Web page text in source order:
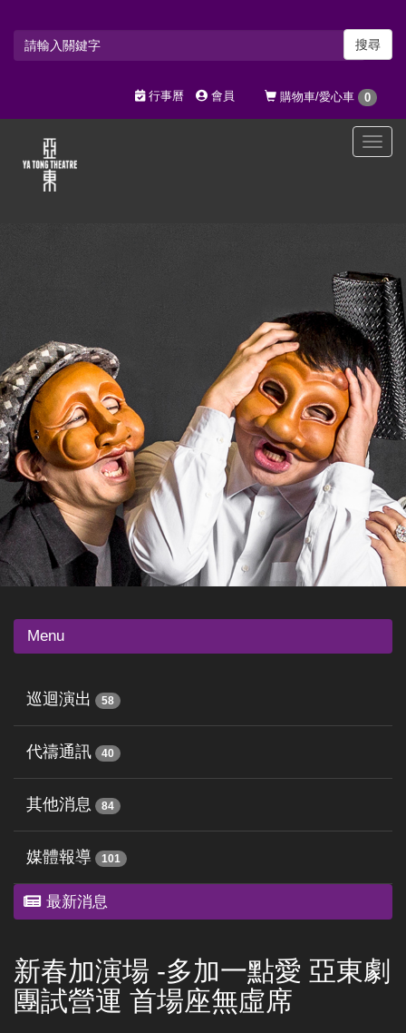
搜尋
購物車/愛心車 0
行事曆 會員
選
Menu
巡迴演出 58
代禱通訊 40
其他消息 84
媒體報導 101
最新消息
新春加演場 -多加一點愛 亞東劇
團試營運 首場座無虛席